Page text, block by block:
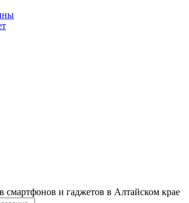
смартфонов и гаджетов в Алтайском крае